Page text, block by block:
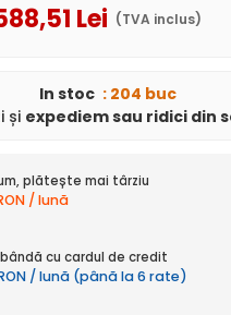
,51 Lei (TVA inclus)
In stoc : 204 buc
și expediemsau ridici din
plătește mai târziu
/ lună
cu cardul de credit
/ lună (până la 6 rate)